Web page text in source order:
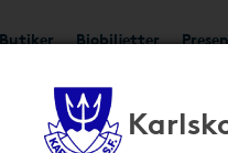
Butiker Biobiljetter